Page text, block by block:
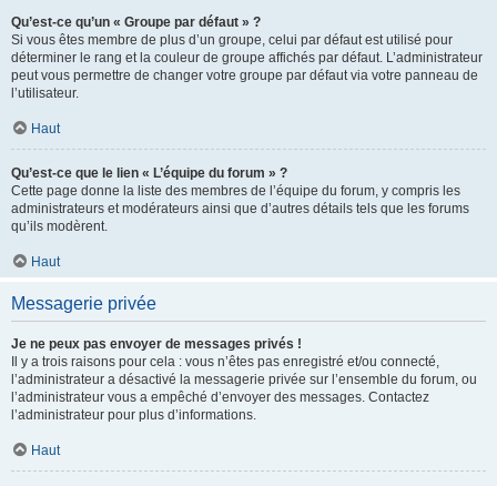
Qu’est-ce qu’un « Groupe par défaut » ?
Si vous êtes membre de plus d’un groupe, celui par défaut est utilisé pour
déterminer le rang et la couleur de groupe affichés par défaut. L’administrateur
peut vous permettre de changer votre groupe par défaut via votre panneau de
l’utilisateur.
Haut
Qu’est-ce que le lien « L’équipe du forum » ?
Cette page donne la liste des membres de l’équipe du forum, y compris les
administrateurs et modérateurs ainsi que d’autres détails tels que les forums
qu’ils modèrent.
Haut
Messagerie privée
Je ne peux pas envoyer de messages privés !
Il y a trois raisons pour cela : vous n’êtes pas enregistré et/ou connecté,
l’administrateur a désactivé la messagerie privée sur l’ensemble du forum, ou
l’administrateur vous a empêché d’envoyer des messages. Contactez
l’administrateur pour plus d’informations.
Haut